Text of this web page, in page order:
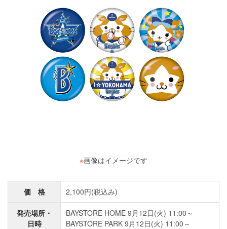
※画像はイメージです
価 格 2,100円(税込み)
発売場所・
日時
BAYSTORE HOME 9月12日(火) 11:00～
BAYSTORE PARK 9月12日(火) 11:00～